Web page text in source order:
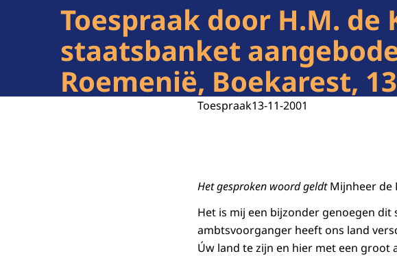
Toespraak door H.M.
staatsbanket
Roemenië, Boekarest,
Toespraak13-11-2001
Het gesproken woord geldtMijnheer de
Het is mij een bijzonder genoegen
ambtsvoorganger heeft ons land
Úw land te zijn en hier met een groot